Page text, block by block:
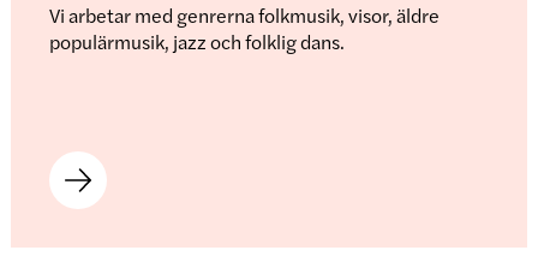
Vi arbetar med genrerna folkmusik, visor, äldre
populärmusik, jazz och folklig dans.